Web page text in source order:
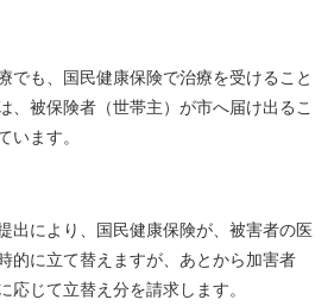
でも、国民健康保険で治療を受けること
、被保険者（世帯主） が市へ届け出るこ
います。
出により、国民健康保険が、被害者の医
的に立て替えますが、あとから加害者
応じて立替え分を請求します。